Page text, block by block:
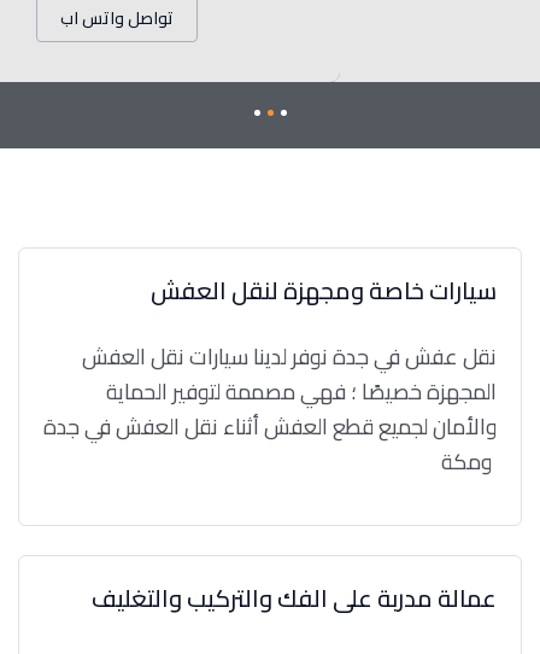
تواصل واتس اب
سيارات خاصة ومجهزة لنقل العفش
نقل عفش في جدة نوفر لدينا سيارات نقل العفش
المجهزة خصيصًا ؛ فهي مصممة لتوفير الحماية
والأمان لجميع قطع العفش أثناء نقل العفش في جدة
عمالة مدربة على الفك والتركيب والتغليف